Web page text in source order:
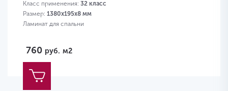
Класс применения: 32 класс
Размер: 1380х195х8 мм
Ламинат для спальни
760 руб. м2